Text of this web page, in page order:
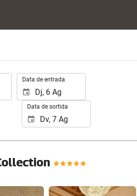
Data de entrada
Data de sortida
Veure 25 fotos